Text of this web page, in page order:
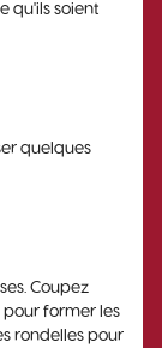
qu'ils soient
quelques
Coupez
former les
rondelles pour